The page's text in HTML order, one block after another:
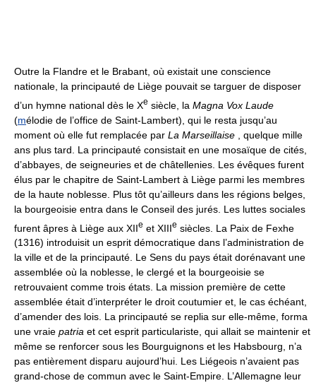
Outre la Flandre et le Brabant, où existait une conscience
nationale, la principauté de Liège pouvait se targuer de disposer
d’un hymne national dès le Xe siècle, la Magna Vox Laude
(mélodie de l’office de Saint-Lambert), qui le resta jusqu’au
moment où elle fut remplacée par La Marseillaise , quelque mille
ans plus tard. La principauté consistait en une mosaïque de cités,
d’abbayes, de seigneuries et de châtellenies. Les évêques furent
élus par le chapitre de Saint-Lambert à Liège parmi les membres
de la haute noblesse. Plus tôt qu’ailleurs dans les régions belges,
la bourgeoisie entra dans le Conseil des jurés. Les luttes sociales
furent âpres à Liège aux XIIe et XIIIe siècles. La Paix de Fexhe
(1316) introduisit un esprit démocratique dans l’administration de
la ville et de la principauté. Le Sens du pays était dorénavant une
assemblée où la noblesse, le clergé et la bourgeoisie se
retrouvaient comme trois états. La mission première de cette
assemblée était d’interpréter le droit coutumier et, le cas échéant,
d’amender des lois. La principauté se replia sur elle-même, forma
une vraie patria et cet esprit particulariste, qui allait se maintenir et
même se renforcer sous les Bourguignons et les Habsbourg, n’a
pas entièrement disparu aujourd’hui. Les Liégeois n’avaient pas
grand-chose de commun avec le Saint-Empire. L’Allemagne leur